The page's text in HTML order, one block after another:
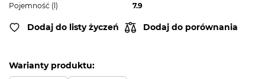
Pojemność (l)
7.9
Dodaj do listy życzeń Dodaj do porównania
Warianty produktu: